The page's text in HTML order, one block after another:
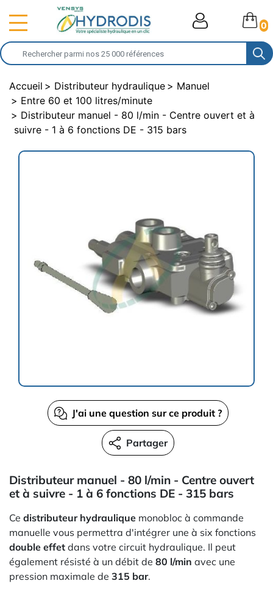
0
Accueil Distributeur hydraulique
Manuel
Entre 60 et 100 litres/minute
Distributeur manuel - 80 l/min - Centre ouvert et à
suivre - 1 à 6 fonctions DE - 315 bars
J'ai une question sur ce produit ?
Partager
Distributeur manuel - 80 l/min - Centre ouvert
et à suivre - 1 à 6 fonctions DE - 315 bars
Ce distributeur hydraulique monobloc à commande
manuelle vous permettra d'intégrer une à six fonctions
double effet dans votre circuit hydraulique. Il peut
également résisté à un débit de 80 l/min avec une
pression maximale de 315 bar.